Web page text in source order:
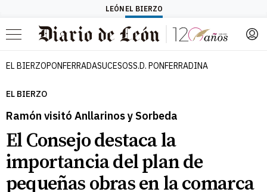
LEÓN EL BIERZO
Menú
EL BIERZOPONFERRADASUCESOSS.D. PONFERRADINA
EL BIERZO
Ramón visitó Anllarinos y Sorbeda
El Consejo destaca la
importancia del plan de
pequeñas obras en la comarca